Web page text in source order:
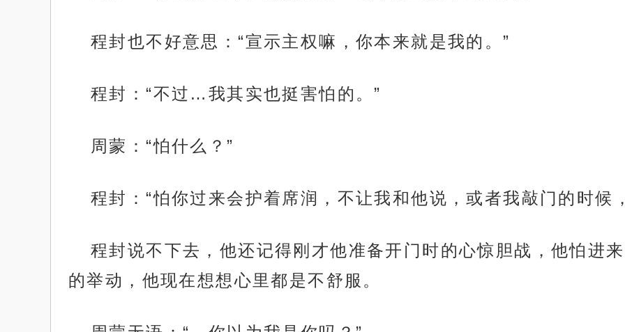
程封也不好意思：“宣示主权嘛，你本来就是我的。”
程封：“不过…我其实也挺害怕的。”
周蒙：“怕什么？”
程封：“怕你过来会护着席润，不让我和他说，或者我敲门的时
程封说不下去，他还记得刚才他准备开门时的心惊胆战，他怕进
的举动，他现在想想心里都是不舒服。